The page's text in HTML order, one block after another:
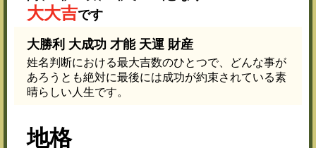
大大吉です
大勝利 大成功 才能 天運 財産
姓名判断における最大吉数のひとつで、どんな事が
あろうとも絶対に最後には成功が約束されている素
晴らしい人生です。
地格